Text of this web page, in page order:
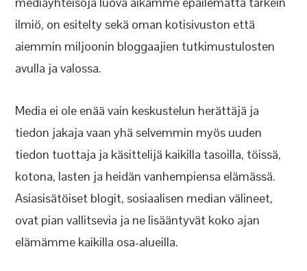
ilmiö, on esitelty sekä oman kotisivuston että
aiemmin miljoonin bloggaajien tutkimustulosten
avulla ja valossa.
Media ei ole enää vain keskustelun herättäjä ja
tiedon jakaja vaan yhä selvemmin myös uuden
tiedon tuottaja ja käsittelijä kaikilla tasoilla, töissä,
kotona, lasten ja heidän vanhempiensa elämässä.
Asiasisätöiset blogit, sosiaalisen median välineet,
ovat pian vallitsevia ja ne lisääntyvät koko ajan
elämämme kaikilla osa-alueilla.